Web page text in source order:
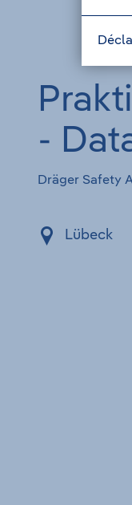
-
Dräger Safety
Lübeck